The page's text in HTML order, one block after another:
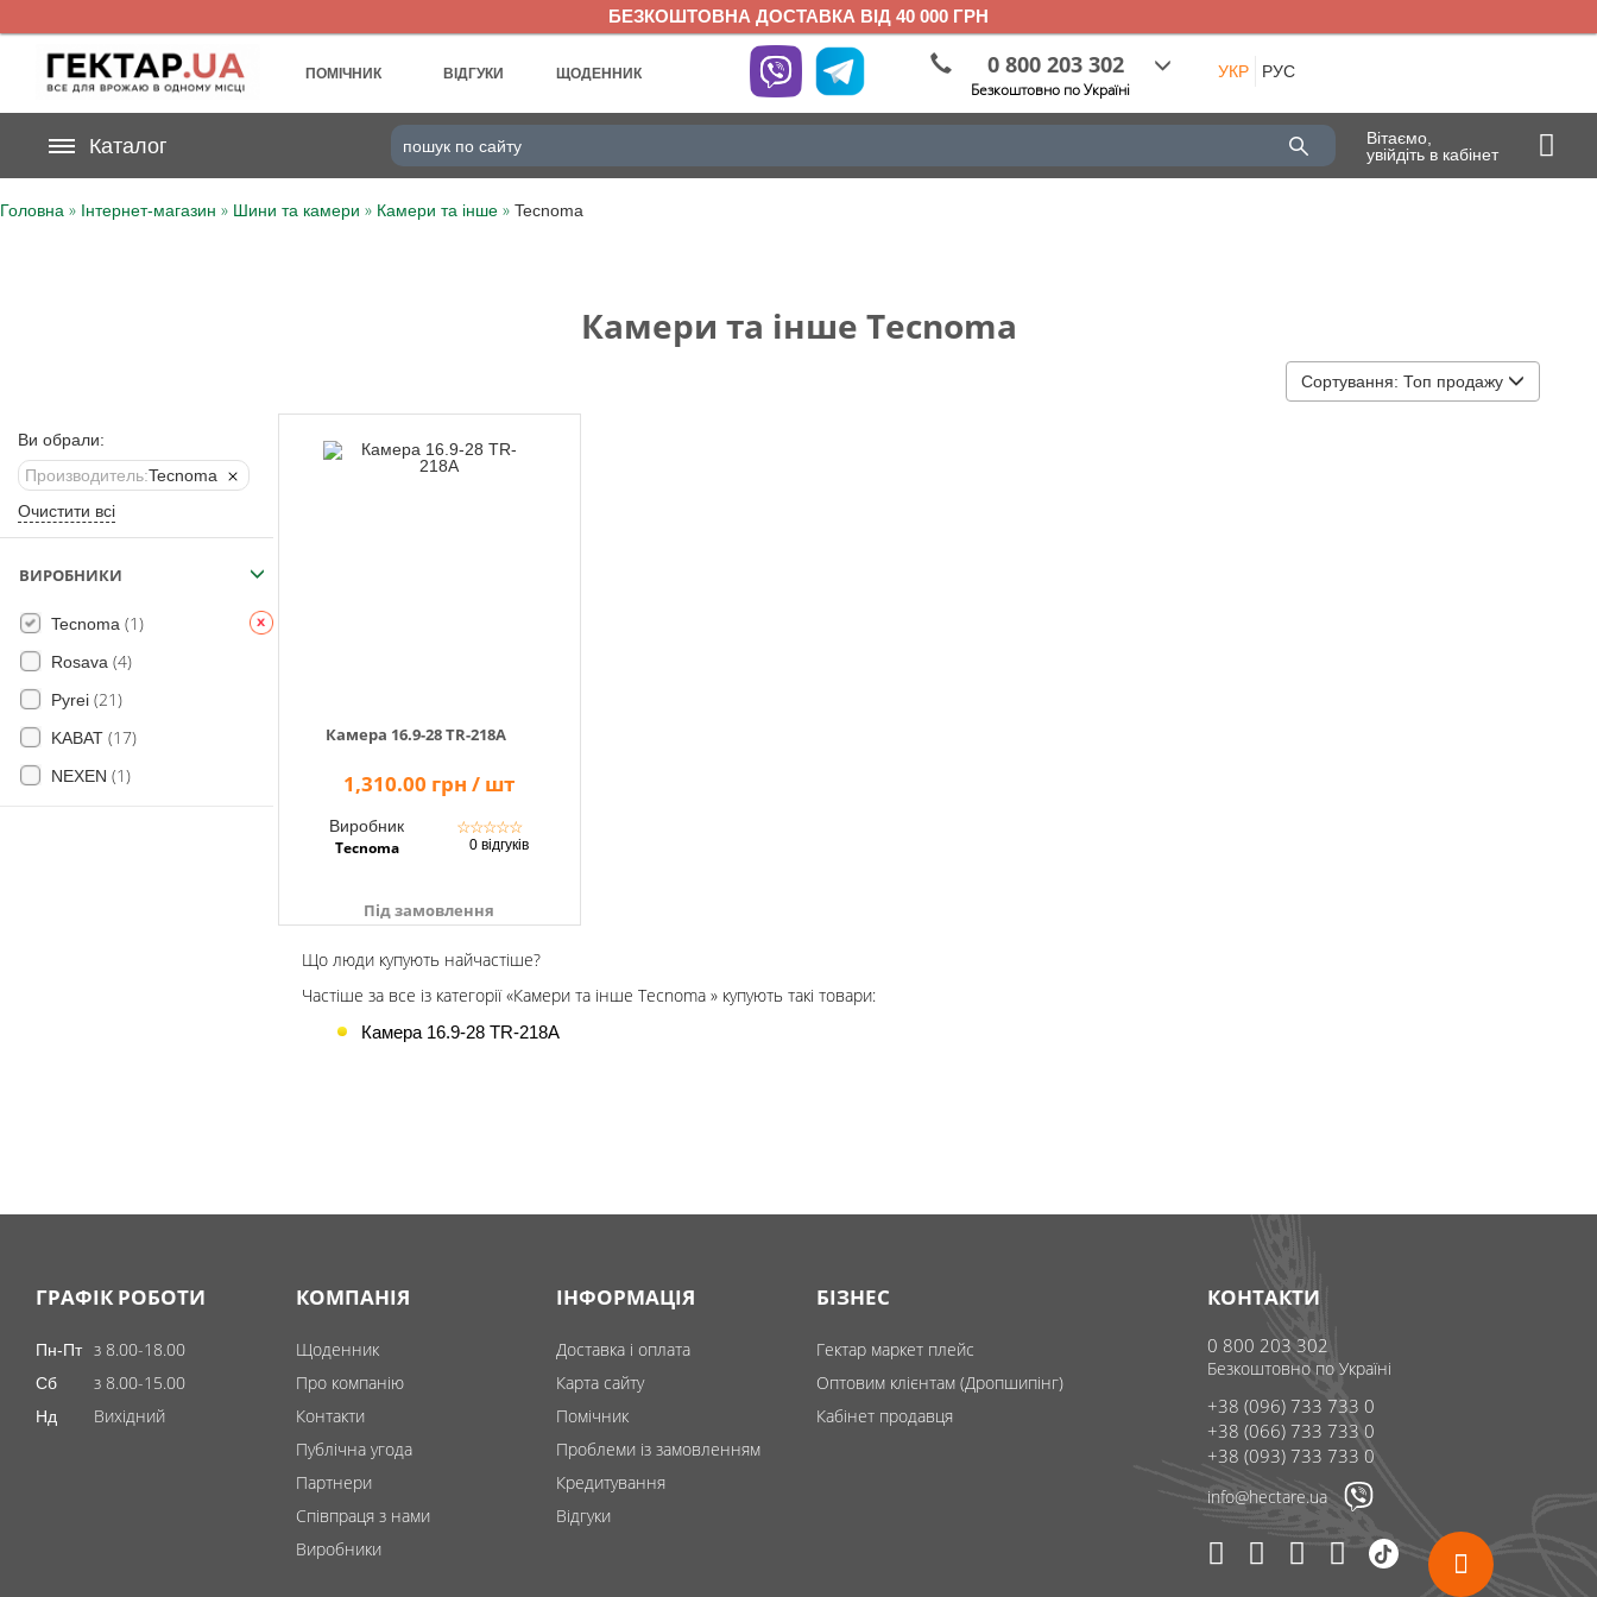
БЕЗКОШТОВНА ДОСТАВКА ВІД 40 000 ГРН
ПОМІЧНИК ВІДГУКИ ЩОДЕННИК 0 800 203 302
Безкоштовно по Україні
УКР РУС
UA
На вашому
бонусному рахунку
Кошик
Помічник
0 800 203
Безкоштовно
по Україні
+38 (096) 733
733 0
Каталог
Вітаємо,
увійдіть в кабінет
Головна » Інтернет-магазин » Шини та камери » Камери та інше » Tecnoma
Камери та інше Tecnoma
Ви обрали:
Производитель:Tecnoma
Очистити всі
ВИРОБНИКИ
Tecnoma (1)
Rosava (4)
Pyrei (21)
KABAT (17)
NEXEN (1)
Сортування: Топ продажу
Камера 16.9-28 TR-218A
1,310.00 грн / шт
Виробник
Tecnoma
☆☆☆☆☆
0 відгуків
Під замовлення
Що люди купують найчастіше?
Частіше за все із категорії «Камери та інше Tecnoma » купують такі товари:
Камера 16.9-28 TR-218A
ГРАФІК РОБОТИ
Пн-Пт з 8.00-18.00
Сб з 8.00-15.00
Нд Вихідний
КОМПАНІЯ
Щоденник
Про компанію
Контакти
Публічна угода
Партнери
Співпраця з нами
Виробники
ІНФОРМАЦІЯ
Доставка і оплата
Карта сайту
Помічник
Проблеми із замовленням
Кредитування
Відгуки
БІЗНЕС
Гектар маркет плейс
Оптовим клієнтам (Дропшипінг)
Кабінет продавця
КОНТАКТИ
0 800 203 302
Безкоштовно по Україні
+38 (096) 733 733 0
+38 (066) 733 733 0
+38 (093) 733 733 0
info@hectare.ua